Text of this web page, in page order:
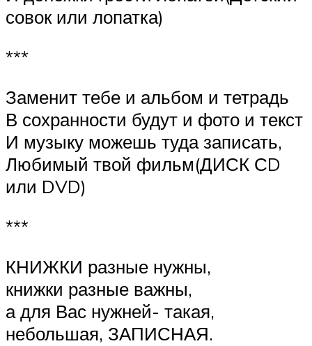
совок или лопатка)
***
Заменит тебе и альбом и тетрадь
В сохранности будут и фото и текст
И музыку можешь туда записать,
Любимый твой фильм(ДИСК СD
или DVD)
***
КНИЖКИ разные нужны,
книжки разные важны,
а для Вас нужней- такая,
небольшая, ЗАПИСНАЯ.